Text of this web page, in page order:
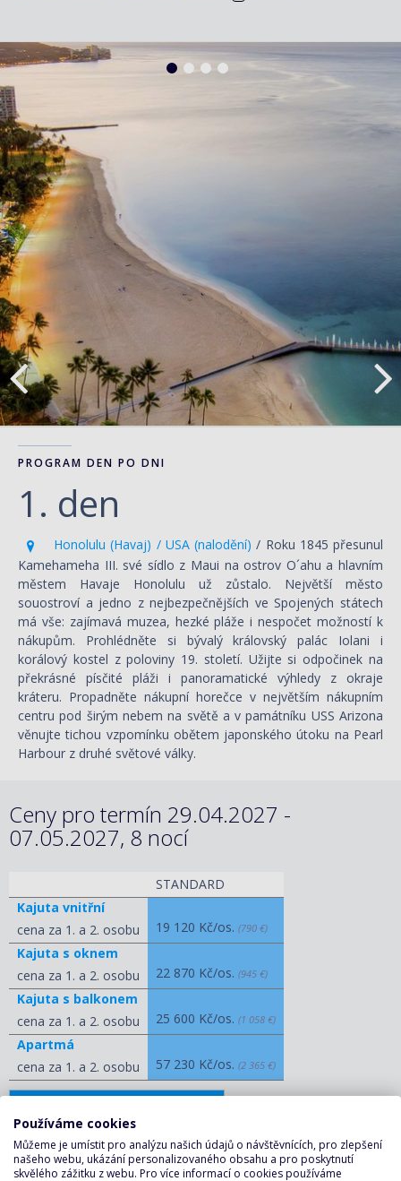
PROGRAM DEN PO DNI
1. den
Honolulu (Havaj) / USA (nalodění)/ Roku 1845 přesunul
Kamehameha III. své sídlo z Maui na ostrov O´ahu a hlavním
městem Havaje Honolulu už zůstalo. Největší město
souostroví a jedno z nejbezpečnějších ve Spojených státech
má vše: zajímavá muzea, hezké pláže i nespočet možností k
nákupům. Prohlédněte si bývalý královský palác Iolani i
korálový kostel z poloviny 19. století. Užijte si odpočinek na
překrásné písčité pláži i panoramatické výhledy z okraje
kráteru. Propadněte nákupní horečce v největším nákupním
centru pod širým nebem na světě a v památníku USS Arizona
věnujte tichou vzpomínku obětem japonského útoku na Pearl
Harbour z druhé světové války.
Ceny pro termín 29.04.2027 -
07.05.2027, 8 nocí
STANDARD
Kajuta vnitřní
cena za 1. a 2. osobu
19 120 Kč/os. (790 €)
Kajuta s oknem
cena za 1. a 2. osobu
22 870 Kč/os. (945 €)
Kajuta s balkonem
cena za 1. a 2. osobu
25 600 Kč/os. (1 058 €)
Apartmá
cena za 1. a 2. osobu
57 230 Kč/os. (2 365 €)
KALKULAČKA A POPTÁVKA
Používáme cookies
Můžeme je umístit pro analýzu našich údajů o návštěvnících, pro zlepšení
našeho webu, ukázání personalizovaného obsahu a pro poskytnutí
skvělého zážitku z webu. Pro více informací o cookies používáme